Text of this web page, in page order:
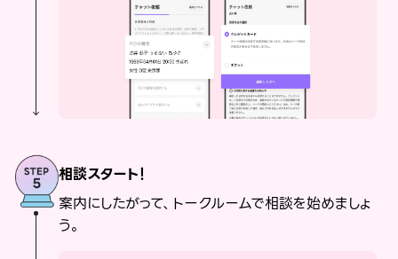
相談スタート！
案内にしたがって、トークルームで相談を始めましょ
う。